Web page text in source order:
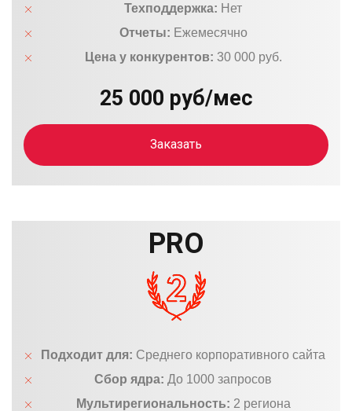
Техподдержка: Нет
Отчеты: Ежемесячно
Цена у конкурентов: 30 000 руб.
25 000 руб/мес
Заказать
PRO
Подходит для: Среднего корпоративного сайта
Сбор ядра: До 1000 запросов
Мультирегиональность: 2 региона